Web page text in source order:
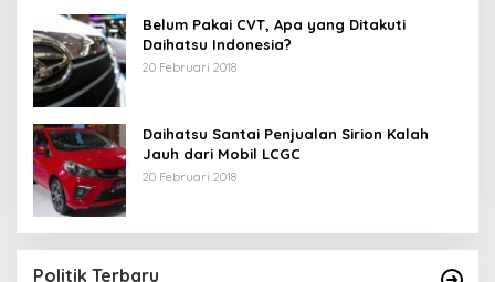
Belum Pakai CVT, Apa yang Ditakuti
Daihatsu Indonesia?
20 Februari 2018
Daihatsu Santai Penjualan Sirion Kalah
Jauh dari Mobil LCGC
20 Februari 2018
Politik Terbaru